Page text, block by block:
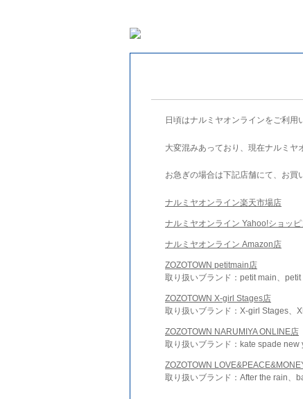
日頃はナルミヤオンラインをご利用
大変混みあっており、現在ナルミヤ
お急ぎの場合は下記店舗にて、お買
ナルミヤオンライン楽天市場店
ナルミヤオンライン Yahoo!ショッ
ナルミヤオンライン Amazon店
ZOZOTOWN petitmain店
取り扱いブランド：petit main、
ZOZOTOWN X-girl Stages店
取り扱いブランド：X-girl Stages、
ZOZOTOWN NARUMIYA ONLINE店
取り扱いブランド：kate spade
ZOZOTOWN
取り扱いブランド：After the rain、